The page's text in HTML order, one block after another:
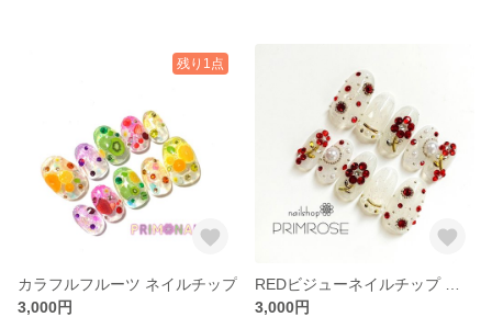
残り1点
カラフルフルーツ ネイルチップ
3,000円
3,000円